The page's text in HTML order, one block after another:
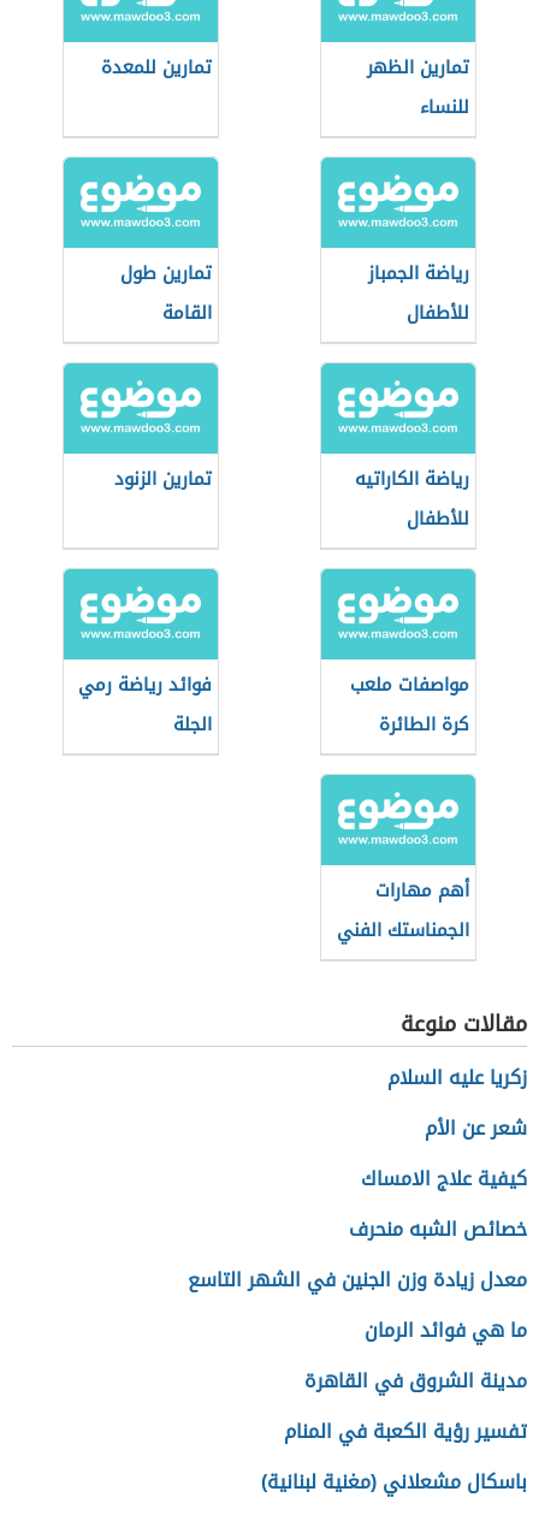
تمارين الظهر
للنساء
تمارين للمعدة
رياضة الجمباز
للأطفال
تمارين طول
القامة
رياضة الكاراتيه
للأطفال
تمارين الزنود
مواصفات ملعب
كرة الطائرة
الشاطئية
فوائد رياضة رمي
الجلة
أهم مهارات
الجمناستك الفني
مقالات منوعة
زكريا عليه السلام
شعر عن الأم
كيفية علاج الامساك
خصائص الشبه منحرف
معدل زيادة وزن الجنين في الشهر التاسع
ما هي فوائد الرمان
مدينة الشروق في القاهرة
تفسير رؤية الكعبة في المنام
باسكال مشعلاني (مغنية لبنانية)